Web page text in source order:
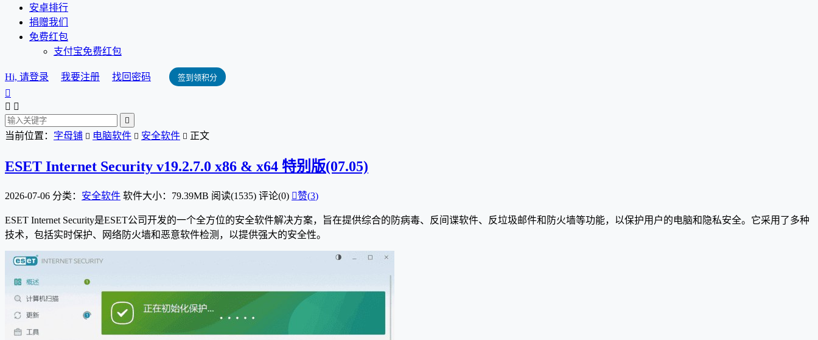
安卓排行
捐赠我们
免费红包
支付宝免费红包
Hi, 请登录 我要注册 找回密码 签到领积分

 

当前位置： 字母铺  电脑软件  安全软件  正文
ESET Internet Security v19.2.7.0 x86 & x64 特别版(07.05)
2026-07-06 分类： 安全软件 软件大小：79.39MB 阅读(1535) 评论(0) 赞(3)
ESET Internet Security是ESET公司开发的一个全方位的安全软件解决方案，旨在提供综合的防病毒、反间谍软件、反垃圾邮件和防火墙等功能，以保护用户的电脑和隐私安全。它采用了多种
技术，包括实时保护、网络防火墙和恶意软件检测，以提供强大的安全性。